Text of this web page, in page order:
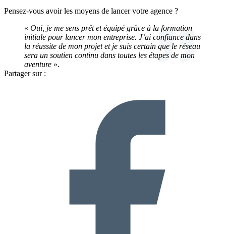
Pensez-vous avoir les moyens de lancer votre agence ?
« Oui, je me sens prêt et équipé grâce à la formation
initiale pour lancer mon entreprise. J’ai confiance dans
la réussite de mon projet et je suis certain que le réseau
sera un soutien continu dans toutes les étapes de mon
aventure ».
Partager sur :